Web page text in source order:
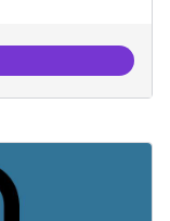
digitals i